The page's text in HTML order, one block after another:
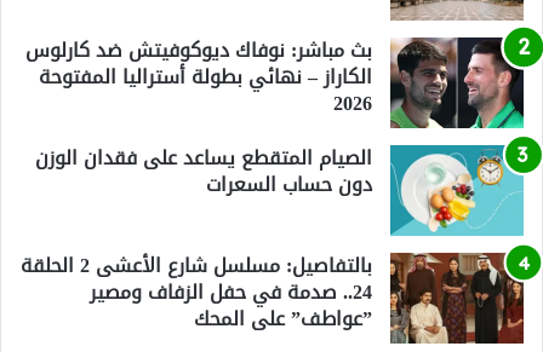
بث مباشر: نوفاك ديوكوفيتش ضد كارلوس
الكاراز – نهائي بطولة أستراليا المفتوحة
2026
الصيام المتقطع يساعد على فقدان الوزن
دون حساب السعرات
بالتفاصيل: مسلسل شارع الأعشى 2 الحلقة
24.. صدمة في حفل الزفاف ومصير
”عواطف” على المحك